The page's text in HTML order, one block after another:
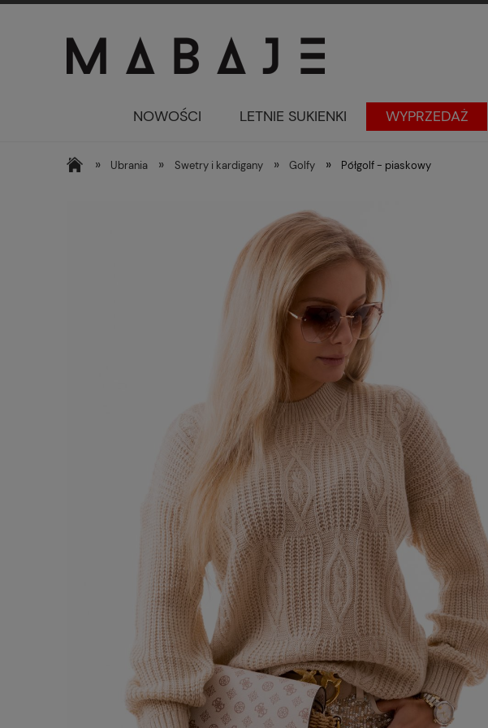
NOWOŚCI LETNIE SUKIENKI WYPRZEDAŻ
» Ubrania » Swetry i kardigany » Golfy » Półgolf - piaskowy